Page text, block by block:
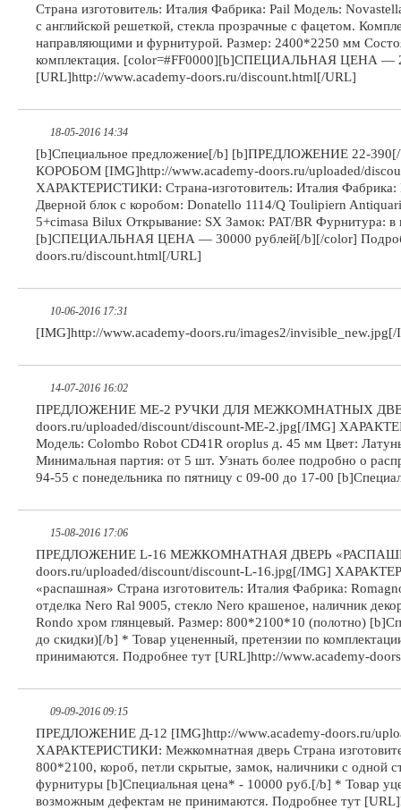
Страна изготовитель: Италия Фабрика: Pail Модель:
с английской решеткой, стекла прозрачные с фацетом.
направляющими и фурнитурой. Размер: 2400*2250 мм
комплектация. [color=#FF0000][b]СПЕЦИАЛЬНАЯ ЦЕНА —
[URL]http://www.academy-doors.ru/discount.html[/URL]
18-05-2016 14:34
[b]Специальное предложение[/b] [b]ПРЕДЛОЖЕНИЕ 22-
КОРОБОМ [IMG]http://www.academy-doors.ru/uploaded/
ХАРАКТЕРИСТИКИ: Страна-изготовитель: Италия Фабрика:
Дверной блок с коробом: Donatello 1114/Q Toulipiern
5+cimasa Bilux Открывание: SX Замок: PAT/BR Фурнитура: в
[b]СПЕЦИАЛЬНАЯ ЦЕНА — 30000 рублей[/b][/color]
doors.ru/discount.html[/URL]
10-06-2016 17:31
[IMG]http://www.academy-doors.ru/images2/
14-07-2016 16:02
ПРЕДЛОЖЕНИЕ ME-2 РУЧКИ ДЛЯ МЕЖКОМНАТНЫХ
doors.ru/uploaded/discount/discount-ME-2.jpg[/IMG]
Модель: Colombo Robot CD41R oroplus д. 45 мм Цвет:
Минимальная партия: от 5 шт. Узнать более подробно о
94-55 с понедельника по пятницу с 09-00 до 17-00
15-08-2016 17:06
ПРЕДЛОЖЕНИЕ L-16 МЕЖКОМНАТНАЯ ДВЕРЬ
doors.ru/uploaded/discount/discount-L-16.jpg[/IMG]
«распашная» Страна изготовитель: Италия Фабрика:
отделка Nero Ral 9005, стекло Nero крашеное, наличник
Rondo хром глянцевый. Размер: 800*2100*10 (полотно)
до скидки)[/b] * Товар уцененный, претензии по
принимаются. Подробнее тут [URL]http://www.academy-
09-09-2016 09:15
ПРЕДЛОЖЕНИЕ Д-12 [IMG]http://www.academy-doors.ru/
ХАРАКТЕРИСТИКИ: Межкомнатная дверь Страна
800*2100, короб, петли скрытые, замок, наличники с одной
фурнитуры [b]Специальная цена* - 10000 руб.[/b] * Товар
возможным дефектам не принимаются. Подробнее тут